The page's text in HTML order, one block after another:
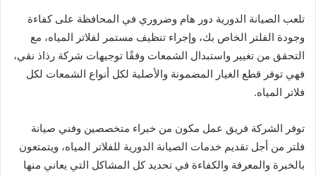
تلعب الصيانة الدورية دور هام وضروري في المحافظة على كفاءة
وجودة الفلتر الخاص بك، وإجراء تنظيف مستمر لفلاتر المياه، مع
التحقق من تغيير واستبدال الشمعات وفقًا توجيهات شركة رذاذ نقي،
فهي توفر قطع الغيار المضمونة والأصلية لكل أنواع الشمعات لكل
فلاتر المياه.
توفر الشركة فريق عمل مكون من خبراء متخصصين وفني صيانة
فلتر من أجل تقديم خدمات الصيانة الدورية للفلاتر المياه، ويتمتعون
بالخبرة والمعرفة والكفاءة في تحديد كل المشاكل التي يعاني منها